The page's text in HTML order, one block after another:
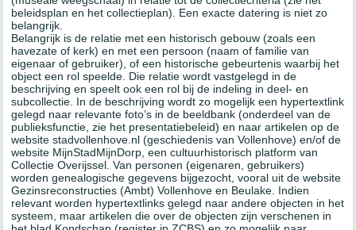
beleidsplan en het collectieplan). Een exacte datering is niet zo
belangrijk.
Belangrijk is de relatie met een historisch gebouw (zoals een
havezate of kerk) en met een persoon (naam of familie van
eigenaar of gebruiker), of een historische gebeurtenis waarbij het
object een rol speelde. Die relatie wordt vastgelegd in de
beschrijving en speelt ook een rol bij de indeling in deel- en
subcollectie. In de beschrijving wordt zo mogelijk een hypertextlink
gelegd naar relevante foto’s in de beeldbank (onderdeel van de
publieksfunctie, zie het presentatiebeleid) en naar artikelen op de
website stadvollenhove.nl (geschiedenis van Vollenhove) en/of de
website MijnStadMijnDorp, een cultuurhistorisch platform van
Collectie Overijssel. Van personen (eigenaren, gebruikers)
worden genealogische gegevens bijgezocht, vooral uit de website
Gezinsreconstructies (Ambt) Vollenhove en Beulake. Indien
relevant worden hypertextlinks gelegd naar andere objecten in het
systeem, maar artikelen die over de objecten zijn verschenen in